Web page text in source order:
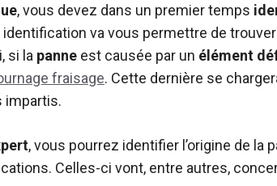
, vous devez dans un premier temps
identification va vous permettre de
si la panne est causée par un élément
fraisage. Cette dernière se
impartis.
, vous pourrez identifier l’origine de la
Celles-ci vont, entre autres,